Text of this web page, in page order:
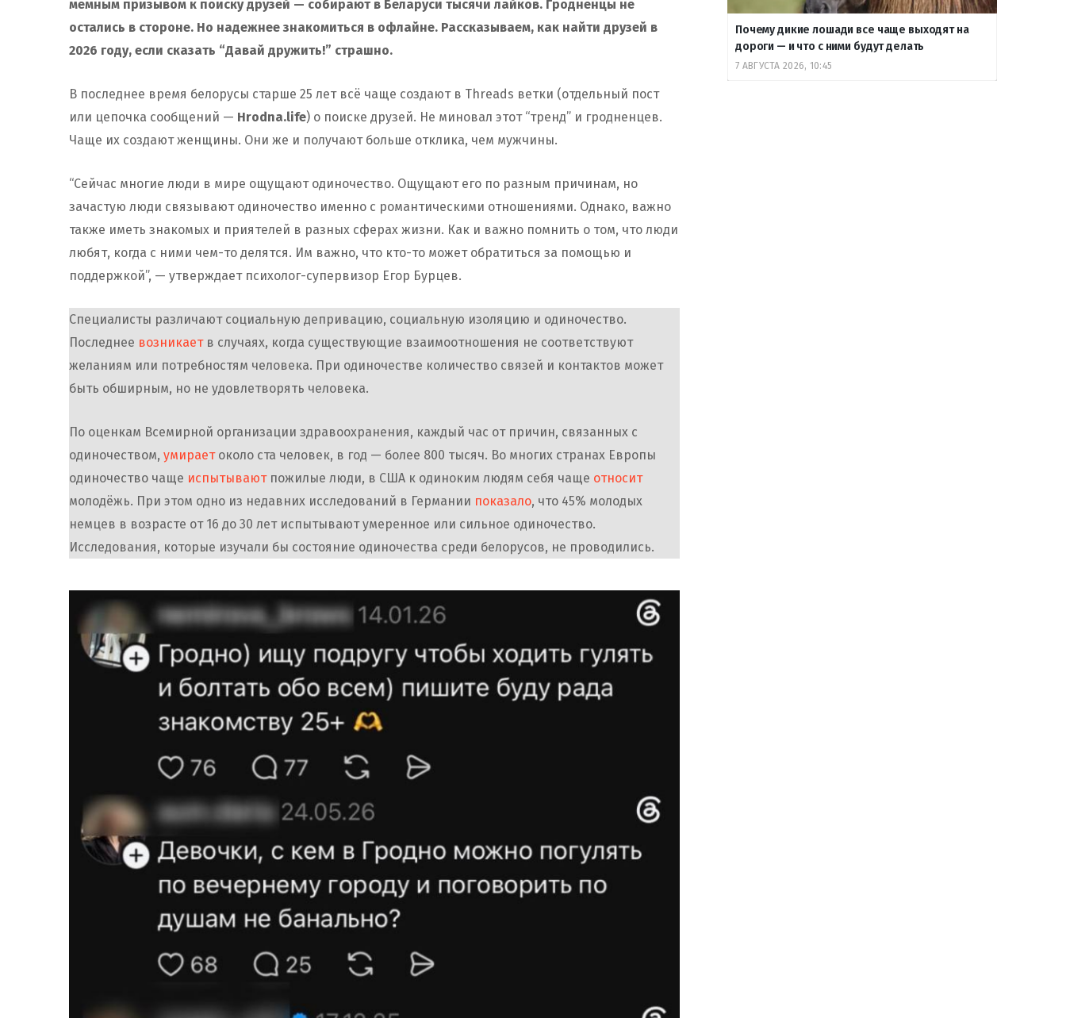
мемным призывом к поиску друзей — собирают в Беларуси тысячи лайков. Гродненцы не
остались в стороне. Но надежнее знакомиться в офлайне. Рассказываем, как найти друзей в
2026 году, если сказать “Давай дружить!” страшно.
В последнее время белорусы старше 25 лет всё чаще создают в Threads ветки (отдельный пост
или цепочка сообщений — Hrodna.life) о поиске друзей. Не миновал этот “тренд” и гродненцев.
Чаще их создают женщины. Они же и получают больше отклика, чем мужчины.
“Сейчас многие люди в мире ощущают одиночество. Ощущают его по разным причинам, но
зачастую люди связывают одиночество именно с романтическими отношениями. Однако, важно
также иметь знакомых и приятелей в разных сферах жизни. Как и важно помнить о том, что люди
любят, когда с ними чем-то делятся. Им важно, что кто-то может обратиться за помощью и
поддержкой”, — утверждает психолог-супервизор Егор Бурцев.
Специалисты различают социальную депривацию, социальную изоляцию и одиночество.
Последнее возникаетв случаях, когда существующие взаимоотношения не соответствуют
желаниям или потребностям человека. При одиночестве количество связей и контактов может
быть обширным, но не удовлетворять человека.
По оценкам Всемирной организации здравоохранения, каждый час от причин, связанных с
одиночеством, умираетоколо ста человек, в год — более 800 тысяч. Во многих странах Европы
одиночество чаще испытываютпожилые люди, в США к одиноким людям себя чаще относит
молодёжь. При этом одно из недавних исследований в Германии показало, что 45% молодых
немцев в возрасте от 16 до 30 лет испытывают умеренное или сильное одиночество.
Исследования, которые изучали бы состояние одиночества среди белорусов, не проводились.
Почему дикие лошади все чаще выходят на
дороги — и что с ними будут делать
7 АВГУСТА 2026, 10:45